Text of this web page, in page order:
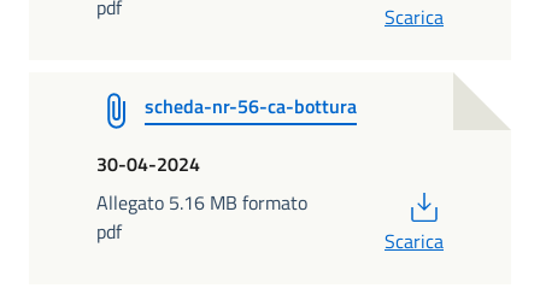
pdf
Scarica
scheda-nr-56-ca-bottura
30-04-2024
Allegato 5.16 MB formato
pdf
Scarica